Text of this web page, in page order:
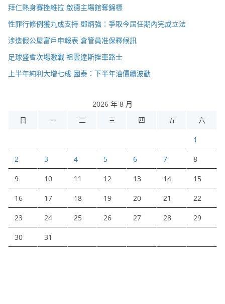
拜仁熱身賽挫維拉 啟德主場館奪錦標
性罪行修例獲九成支持 鄧炳強：爭取今屆任期內完成立法
涉造假公屋富戶申報表 倉管員准保釋候訊
足球盛會次場激戰 祖雲達斯挫車路士
上半年純利大增七成 國泰：下半年油價續波動
2026 年 8 月
日
一 二 三 四 五 六
1
2 3 4 5 6 7 8
9 10 11 12 13 14 15
16 17 18 19 20 21 22
23 24 25 26 27 28 29
30 31